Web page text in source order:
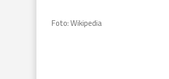
Foto: Wikipedia